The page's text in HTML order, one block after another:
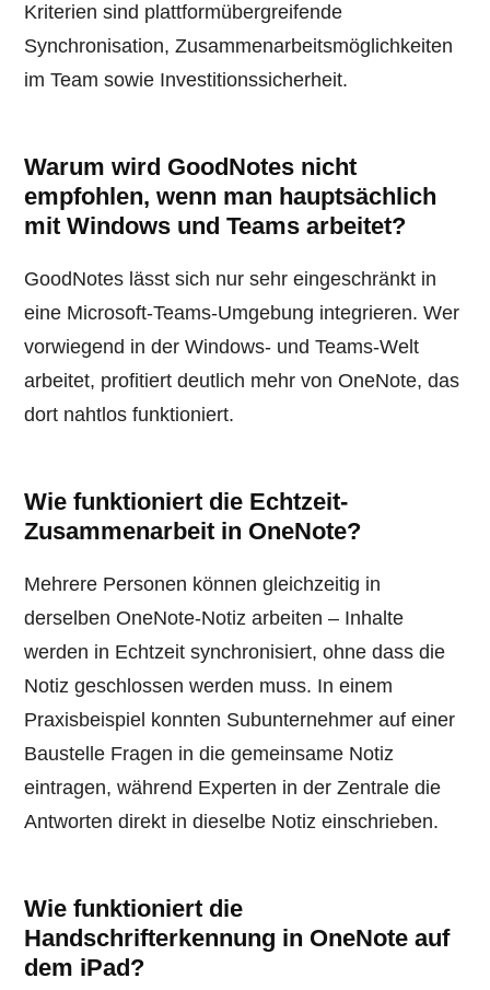
Kriterien sind plattformübergreifende
Synchronisation, Zusammenarbeitsmöglichkeiten
im Team sowie Investitionssicherheit.
Warum wird GoodNotes nicht
empfohlen, wenn man hauptsächlich
mit Windows und Teams arbeitet?
GoodNotes lässt sich nur sehr eingeschränkt in
eine Microsoft-Teams-Umgebung integrieren. Wer
vorwiegend in der Windows- und Teams-Welt
arbeitet, profitiert deutlich mehr von OneNote, das
dort nahtlos funktioniert.
Wie funktioniert die Echtzeit-
Zusammenarbeit in OneNote?
Mehrere Personen können gleichzeitig in
derselben OneNote-Notiz arbeiten – Inhalte
werden in Echtzeit synchronisiert, ohne dass die
Notiz geschlossen werden muss. In einem
Praxisbeispiel konnten Subunternehmer auf einer
Baustelle Fragen in die gemeinsame Notiz
eintragen, während Experten in der Zentrale die
Antworten direkt in dieselbe Notiz einschrieben.
Wie funktioniert die
Handschrifterkennung in OneNote auf
dem iPad?